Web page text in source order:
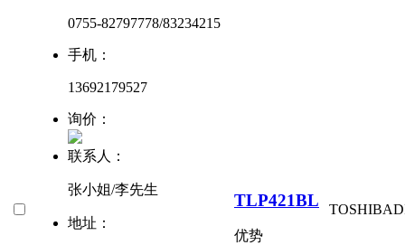
0755-82797778/83234215
手机：
13692179527
询价：
联系人：
张小姐/李先生
地址：
TLP421BL
优势
TOSHIBA